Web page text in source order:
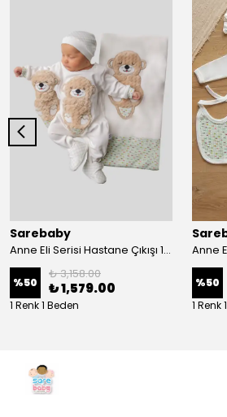
Sarebaby
Anne Eli Serisi Hastane Çıkışı 10'lu Set Oyuncak Hediyeli Organik
%50
₺ 3,158.00
₺ 1,579.00
1 Renk 1 Beden
%50
1 Renk